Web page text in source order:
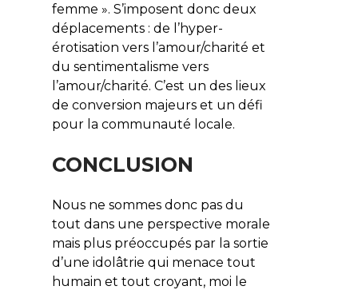
femme ». S’imposent donc deux
déplacements : de l’hyper-
érotisation vers l’amour/charité et
du sentimentalisme vers
l’amour/charité. C’est un des lieux
de conversion majeurs et un défi
pour la communauté locale.
CONCLUSION
Nous ne sommes donc pas du
tout dans une perspective morale
mais plus préoccupés par la sortie
d’une idolâtrie qui menace tout
humain et tout croyant, moi le